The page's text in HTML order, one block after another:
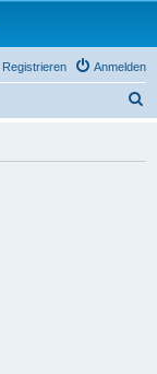
Anmelden
Registrieren